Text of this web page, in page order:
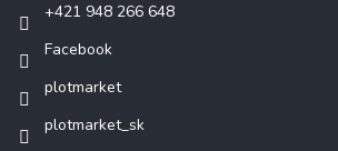
+421 948 266 648
Facebook
plotmarket
plotmarket_sk